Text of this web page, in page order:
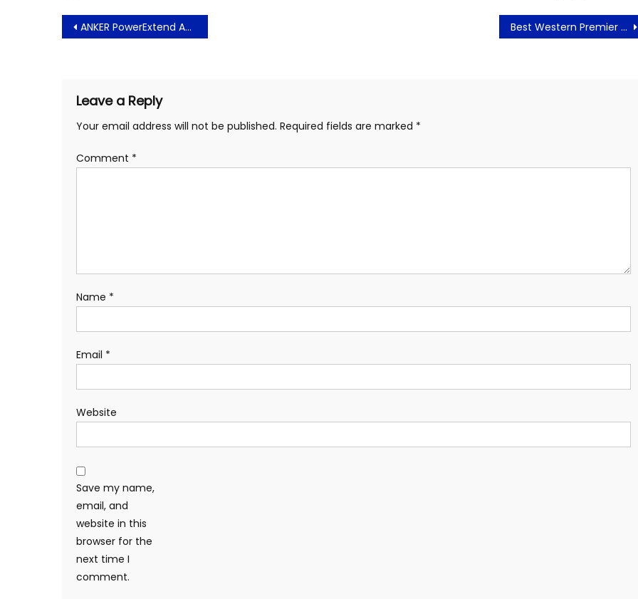
Post
navigation
ANKER PowerExtend A9212: Travel Adapter 30 Watt untuk 4 Perangkat Best Western Premier The Hive Rayakan Ramadan Bertema Ramadan Delight
Leave a Reply
Your email address will not be published. Required fields are marked *
Comment *
Name *
Email *
Website
Save my name,
email, and
website in this
browser for the
next time I
comment.